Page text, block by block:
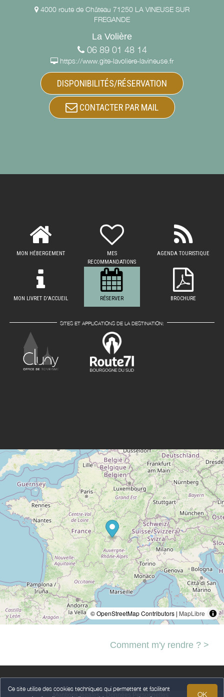
Ce site utilise des cookies techniques qui permettent et facilitent
OK
4000 route de Château 71250 LA VINEUSE SUR
FREGANDE
La Volière
06 89 01 48 14
https://www.gite-lavoliere-lavineuse.fr
DISPONIBILITÉS/RÉSERVATION
CONTACTER PAR MAIL
MON HÉBERGEMENT
MES
RECOMMANDATIONS
AGENDA TOURISTIQUE
MON LIVRET D'ACCUEIL RÉSERVER BROCHURE
SITES ET APPLICATIONS DE LA DESTINATION:
© OpenStreetMap Contributors | MapLibre
Comment m'y rendre ? >
Mentions légales Données Personnelles